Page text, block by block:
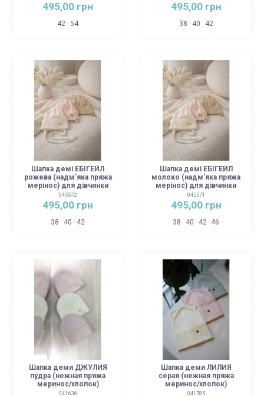
495,00 грн
42 54
495,00 грн
38 40 42
Шапка демі ЕБІГЕЙЛ
рожева (надм'яка пряжа
мерінос) для дівчинки
045572
495,00 грн
38 40 42
Шапка демі ЕБІГЕЙЛ
молоко (надм'яка пряжа
мерінос) для дівчинки
045571
495,00 грн
38 40 42 46
Шапка деми ДЖУЛИЯ
пудра (нежная пряжа
меринос/хлопок)
041636
Шапка деми ЛИЛИЯ
серая (нежная пряжа
меринос/хлопок)
041785